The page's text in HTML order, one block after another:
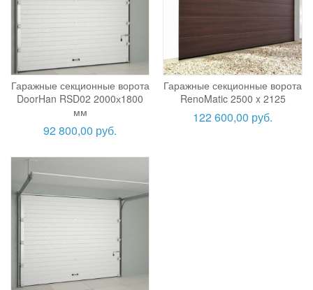
Гаражные секционные ворота
DoorHan RSD02 2000х1800
мм
92 800,00 руб.
Гаражные секционные ворота
RenoMatic 2500 x 2125
122 600,00 руб.